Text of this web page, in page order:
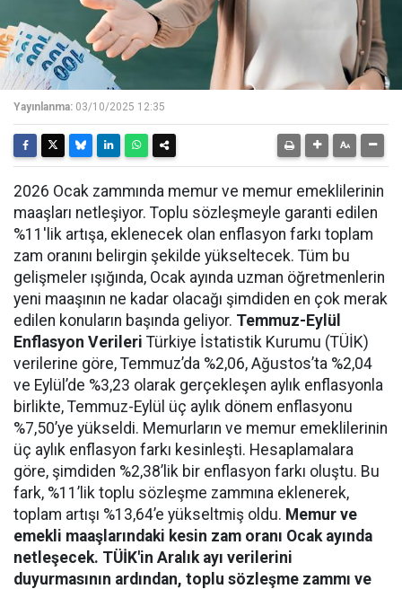
Yayınlanma: 03/10/2025 12:35
2026 Ocak zammında memur ve memur emeklilerinin
maaşları netleşiyor. Toplu sözleşmeyle garanti edilen
%11'lik artışa, eklenecek olan enflasyon farkı toplam
zam oranını belirgin şekilde yükseltecek. Tüm bu
gelişmeler ışığında, Ocak ayında uzman öğretmenlerin
yeni maaşının ne kadar olacağı şimdiden en çok merak
edilen konuların başında geliyor. Temmuz-Eylül
Enflasyon Verileri Türkiye İstatistik Kurumu (TÜİK)
verilerine göre, Temmuz’da %2,06, Ağustos’ta %2,04
ve Eylül’de %3,23 olarak gerçekleşen aylık enflasyonla
birlikte, Temmuz-Eylül üç aylık dönem enflasyonu
%7,50’ye yükseldi. Memurların ve memur emeklilerinin
üç aylık enflasyon farkı kesinleşti. Hesaplamalara
göre, şimdiden %2,38’lik bir enflasyon farkı oluştu. Bu
fark, %11’lik toplu sözleşme zammına eklenerek,
toplam artışı %13,64’e yükseltmiş oldu. Memur ve
emekli maaşlarındaki kesin zam oranı Ocak ayında
netleşecek. TÜİK'in Aralık ayı verilerini
duyurmasının ardından, toplu sözleşme zammı ve